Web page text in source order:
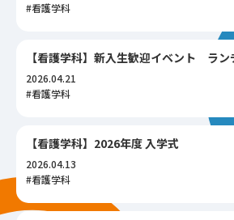
#看護学科
【看護学科】新入生歓迎イベント ラ
2026.04.21
#看護学科
【看護学科】2026年度 入学式
2026.04.13
#看護学科